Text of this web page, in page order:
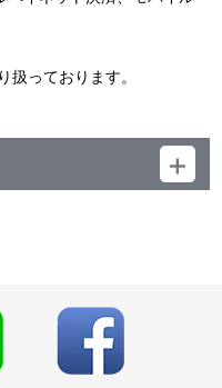
っております。